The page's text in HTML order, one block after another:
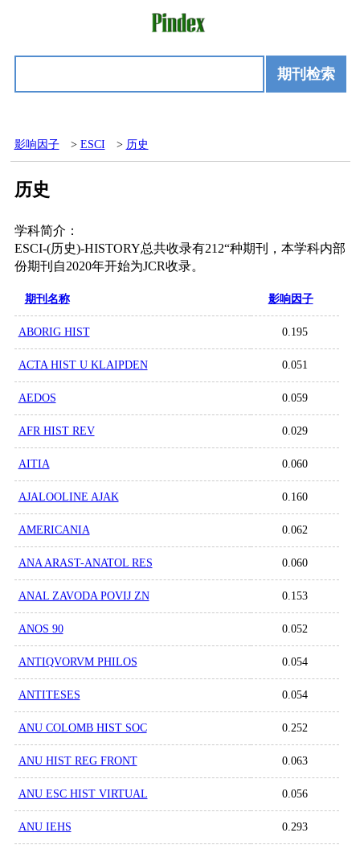
期刊检索
影响因子 > ESCI > 历史
历史
学科简介：
ESCI-(历史)-HISTORY总共收录有212“种期刊，本学科内部
份期刊自2020年开始为JCR收录。
期刊名称 影响因子
ABORIG HIST 0.195
ACTA HIST U KLAIPDEN 0.051
AEDOS 0.059
AFR HIST REV 0.029
AITIA 0.060
AJALOOLINE AJAK 0.160
AMERICANIA 0.062
ANA ARAST-ANATOL RES 0.060
ANAL ZAVODA POVIJ ZN 0.153
ANOS 90 0.052
ANTIQVORVM PHILOS 0.054
ANTITESES 0.054
ANU COLOMB HIST SOC 0.252
ANU HIST REG FRONT 0.063
ANU ESC HIST VIRTUAL 0.056
ANU IEHS 0.293